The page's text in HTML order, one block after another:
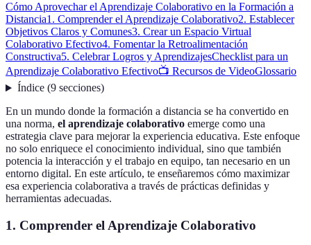
Cómo Aprovechar el Aprendizaje Colaborativo en la Formación a
Distancia1. Comprender el Aprendizaje Colaborativo2. Establecer
Objetivos Claros y Comunes3. Crear un Espacio Virtual
Colaborativo Efectivo4. Fomentar la Retroalimentación
Constructiva5. Celebrar Logros y AprendizajesChecklist para un
Aprendizaje Colaborativo Efectivo📺 Recursos de VideoGlossario
Índice(9 secciones)
En un mundo donde la formación a distancia se ha convertido en
una norma, el aprendizaje colaborativo emerge como una
estrategia clave para mejorar la experiencia educativa. Este enfoque
no solo enriquece el conocimiento individual, sino que también
potencia la interacción y el trabajo en equipo, tan necesario en un
entorno digital. En este artículo, te enseñaremos cómo maximizar
esa experiencia colaborativa a través de prácticas definidas y
herramientas adecuadas.
1. Comprender el Aprendizaje Colaborativo